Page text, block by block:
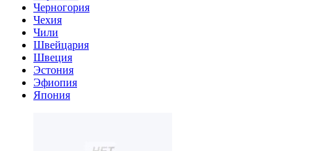
Черногория
Чехия
Чили
Швейцария
Швеция
Эстония
Эфиопия
Япония